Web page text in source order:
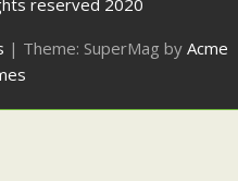
reserved 2020
| Theme: SuperMag by Acme